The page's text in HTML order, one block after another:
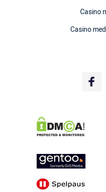
Casino
Casino